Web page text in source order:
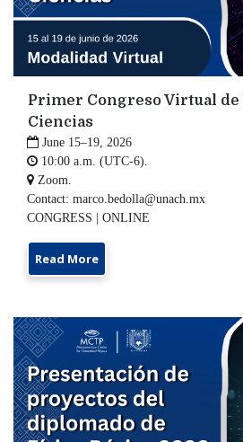
Primer Congreso Virtual
Ciencias
 June 15–19, 2026
 10:00 a.m. (UTC-6).
 Zoom.
Contact: marco.bedolla@unach.mx
CONGRESS | ONLINE
Read More